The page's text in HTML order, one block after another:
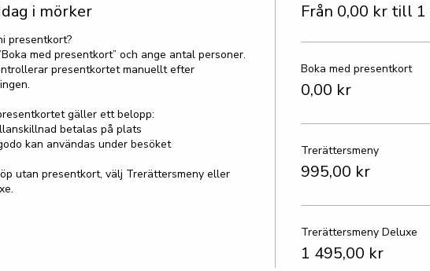
i mörker
presentkort?
med presentkort” och ange antal personer.
presentkortet manuellt efter
gäller ett belopp:
betalas på plats
kan användas under besöket
utan presentkort, välj Trerättersmeny eller
Från 0,00 kr till
Boka med presentkort
0,00 kr
Trerättersmeny
995,00 kr
Trerättersmeny Deluxe
1 495,00 kr